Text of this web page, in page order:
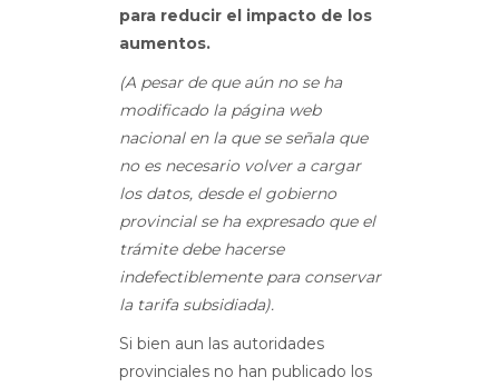
para reducir el impacto de los
aumentos.
(A pesar de que aún no se ha
modificado la página web
nacional en la que se señala que
no es necesario volver a cargar
los datos, desde el gobierno
provincial se ha expresado que el
trámite debe hacerse
indefectiblemente para conservar
la tarifa subsidiada).
Si bien aun las autoridades
provinciales no han publicado los